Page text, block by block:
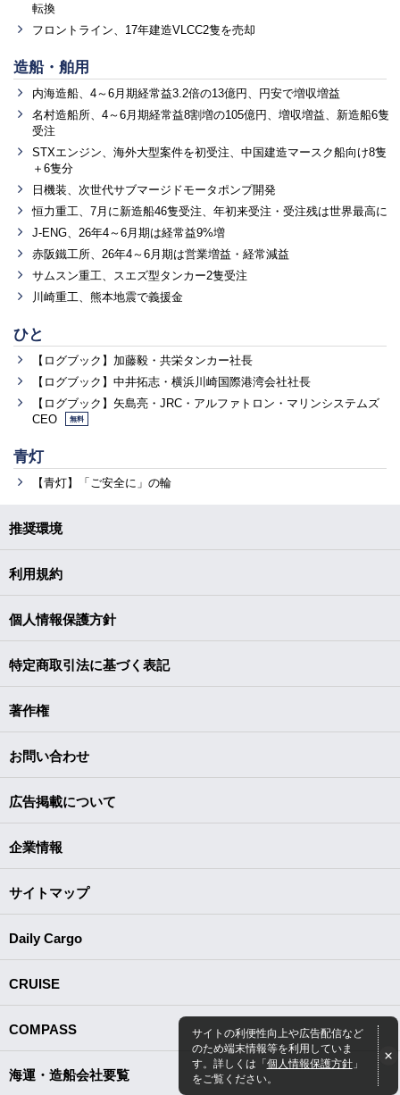
転換
フロントライン、17年建造VLCC2隻を売却
造船・舶用
内海造船、4～6月期経常益3.2倍の13億円、円安で増収増益
名村造船所、4～6月期経常益8割増の105億円、増収増益、新造船6隻
受注
STXエンジン、海外大型案件を初受注、中国建造マースク船向け8隻
＋6隻分
日機装、次世代サブマージドモータポンプ開発
恒力重工、7月に新造船46隻受注、年初来受注・受注残は世界最高に
J-ENG、26年4～6月期は経常益9%増
赤阪鐵工所、26年4～6月期は営業増益・経常減益
サムスン重工、スエズ型タンカー2隻受注
川崎重工、熊本地震で義援金
ひと
【ログブック】加藤毅・共栄タンカー社長
【ログブック】中井拓志・横浜川崎国際港湾会社社長
【ログブック】矢島亮・JRC・アルファトロン・マリンシステムズ
CEO
無料
青灯
【青灯】「ご安全に」の輪
サイトの利便性向上や広告配信など
のため端末情報等を利用していま
す。詳しくは「個人情報保護方針」
をご覧ください。
推奨環境
利用規約
個人情報保護方針
特定商取引法に基づく表記
著作権
お問い合わせ
広告掲載について
企業情報
サイトマップ
Daily Cargo
CRUISE
COMPASS
海運・造船会社要覧